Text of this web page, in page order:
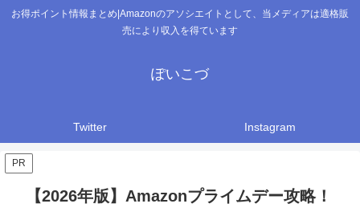
お得ポイント情報まとめ|Amazonのアソシエイトとして、当メディアは適格販
売により収入を得ています
ぽいこづ
Twitter Instagram
PR
【2026年版】Amazonプライムデー攻略！